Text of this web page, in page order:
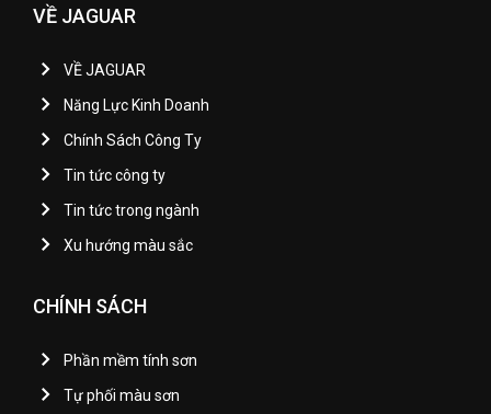
VỀ JAGUAR
VỀ JAGUAR
Năng Lực Kinh Doanh
Chính Sách Công Ty
Tin tức công ty
Tin tức trong ngành
Xu hướng màu sắc
CHÍNH SÁCH
Phần mềm tính sơn
Tự phối màu sơn